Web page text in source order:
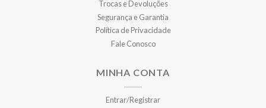
Trocas e Devoluções
Segurança e Garantia
Política de Privacidade
Fale Conosco
MINHA CONTA
Entrar/Registrar